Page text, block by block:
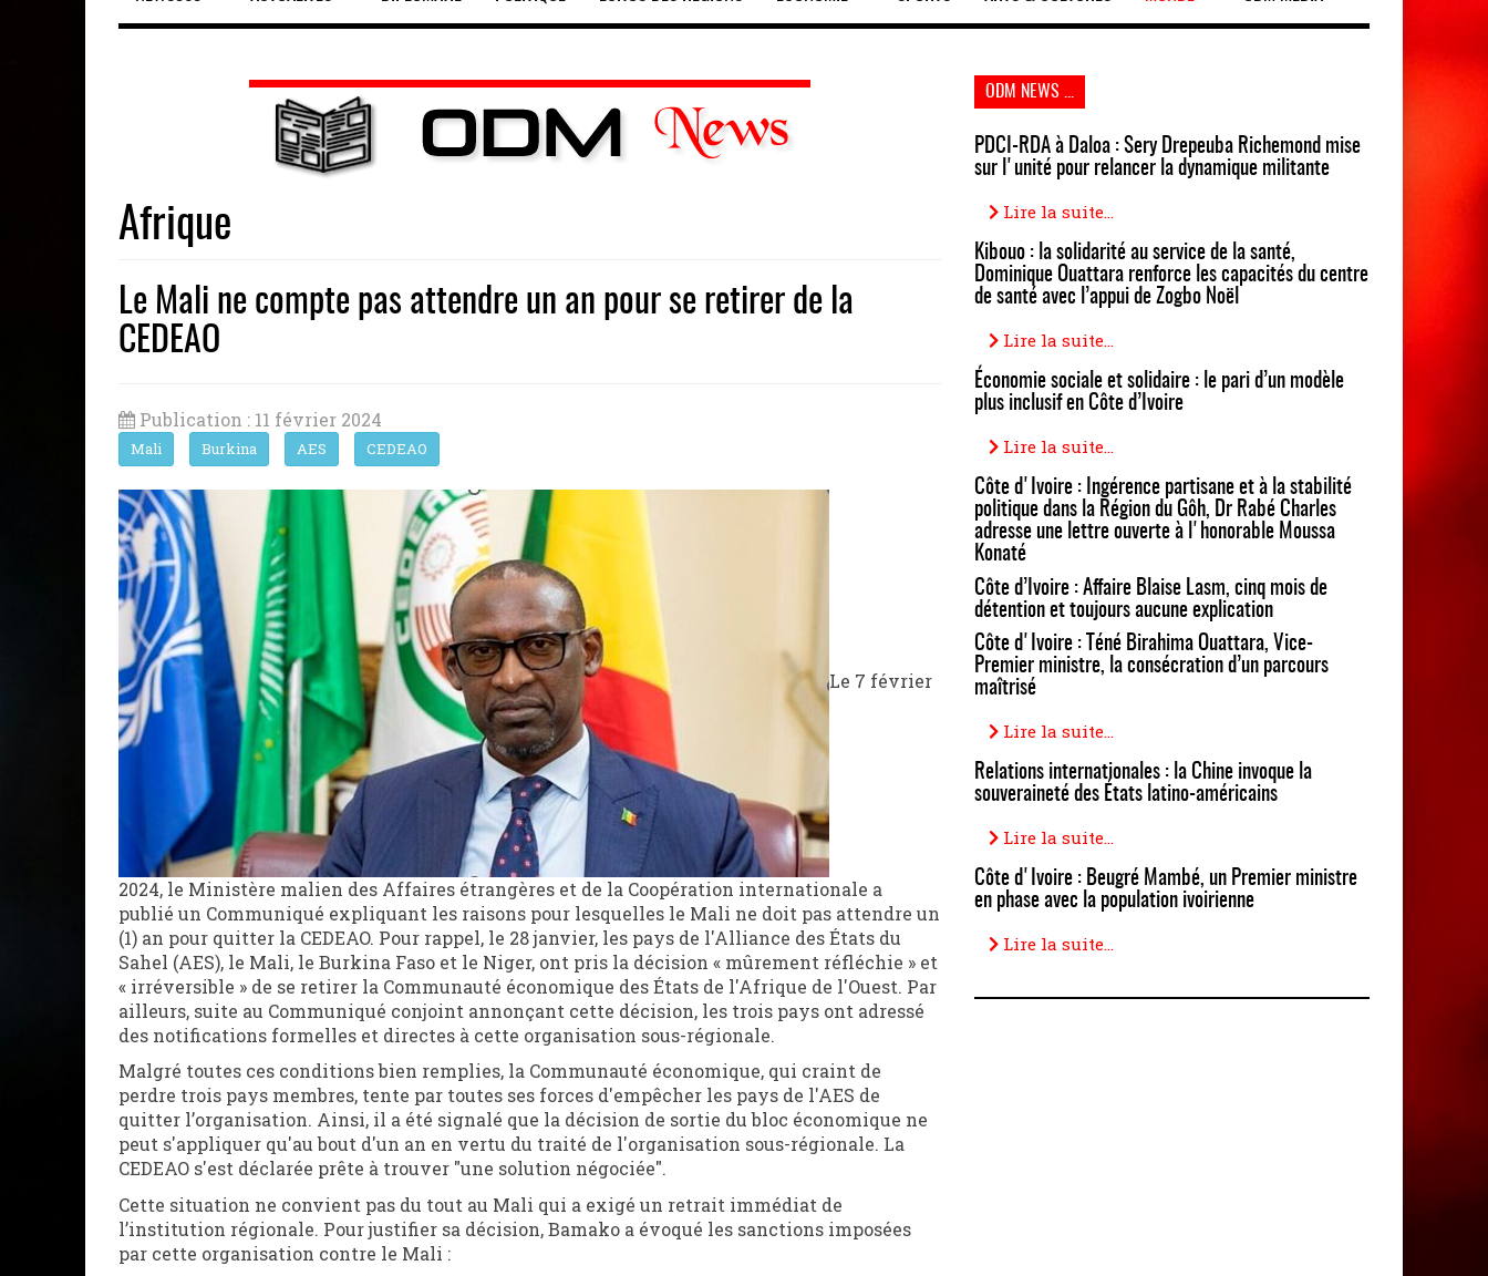
Afrique
Le Mali ne compte pas attendre un an pour se retirer de la
CEDEAO
Publication : 11 février 2024
Mali Burkina AES CEDEAO
Le 7 février
2024, le Ministère malien des Affaires étrangères et de la Coopération internationale a
publié un Communiqué expliquant les raisons pour lesquelles le Mali ne doit pas attendre un
(1) an pour quitter la CEDEAO. Pour rappel, le 28 janvier, les pays de l'Alliance des États du
Sahel (AES), le Mali, le Burkina Faso et le Niger, ont pris la décision « mûrement réfléchie » et
« irréversible » de se retirer la Communauté économique des États de l'Afrique de l'Ouest. Par
ailleurs, suite au Communiqué conjoint annonçant cette décision, les trois pays ont adressé
des notifications formelles et directes à cette organisation sous-régionale.
Malgré toutes ces conditions bien remplies, la Communauté économique, qui craint de
perdre trois pays membres, tente par toutes ses forces d'empêcher les pays de l'AES de
quitter l’organisation. Ainsi, il a été signalé que la décision de sortie du bloc économique ne
peut s'appliquer qu'au bout d'un an en vertu du traité de l'organisation sous-régionale. La
CEDEAO s'est déclarée prête à trouver "une solution négociée".
Cette situation ne convient pas du tout au Mali qui a exigé un retrait immédiat de
l’institution régionale. Pour justifier sa décision, Bamako a évoqué les sanctions imposées
par cette organisation contre le Mali :
ODM NEWS ...
PDCI-RDA à Daloa : Sery Drepeuba Richemond mise
sur l'unité pour relancer la dynamique militante
Lire la suite...
Kibouo : la solidarité au service de la santé,
Dominique Ouattara renforce les capacités du centre
de santé avec l’appui de Zogbo Noël
Lire la suite...
Économie sociale et solidaire : le pari d’un modèle
plus inclusif en Côte d’Ivoire
Lire la suite...
Côte d'Ivoire : Ingérence partisane et à la stabilité
politique dans la Région du Gôh, Dr Rabé Charles
adresse une lettre ouverte à l'honorable Moussa
Konaté
Côte d’Ivoire : Affaire Blaise Lasm, cinq mois de
détention et toujours aucune explication
Côte d'Ivoire : Téné Birahima Ouattara, Vice-
Premier ministre, la consécration d’un parcours
maîtrisé
Lire la suite...
Relations internationales : la Chine invoque la
souveraineté des États latino-américains
Lire la suite...
Côte d'Ivoire : Beugré Mambé, un Premier ministre
en phase avec la population ivoirienne
Lire la suite...